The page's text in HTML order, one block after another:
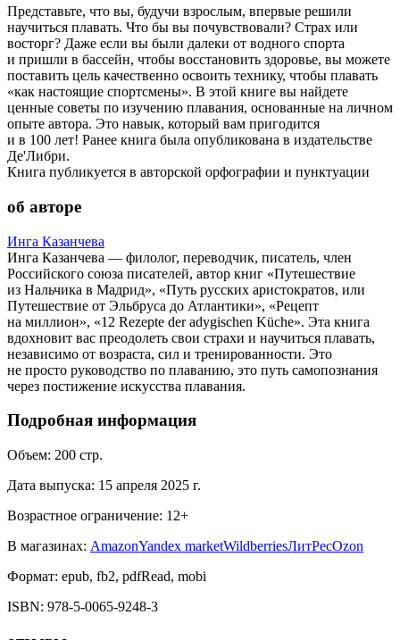
Представьте, что вы, будучи взрослым, впервые решили
научиться плавать. Что бы вы почувствовали? Страх или
восторг? Даже если вы были далеки от водного спорта
и пришли в бассейн, чтобы восстановить здоровье, вы можете
поставить цель качественно освоить технику, чтобы плавать
«как настоящие спортсмены». В этой книге вы найдете
ценные советы по изучению плавания, основанные на личном
опыте автора. Это навык, который вам пригодится
и в 100 лет! Ранее книга была опубликована в издательстве
Де'Либри.
Книга публикуется в авторской орфографии и пунктуации
об авторе
Инга Казанчева
Инга Казанчева — филолог, переводчик, писатель, член
Российского союза писателей, автор книг «Путешествие
из Нальчика в Мадрид», «Путь русских аристократов, или
Путешествие от Эльбруса до Атлантики», «Рецепт
на миллион», «12 Rezepte der adygischen Küche». Эта книга
вдохновит вас преодолеть свои страхи и научиться плавать,
независимо от возраста, сил и тренированности. Это
не просто руководство по плаванию, это путь самопознания
через постижение искусства плавания.
Подробная информация
Объем: 200 стр.
Дата выпуска: 15 апреля 2025 г.
Возрастное ограничение: 12+
В магазинах: AmazonYandex marketWildberriesЛитРесOzon
Формат: epub, fb2, pdfRead, mobi
ISBN: 978-5-0065-9248-3